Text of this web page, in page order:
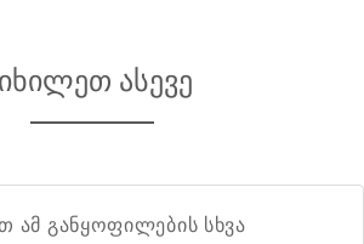
იხილეთ ასევე
განყოფილების სხვა